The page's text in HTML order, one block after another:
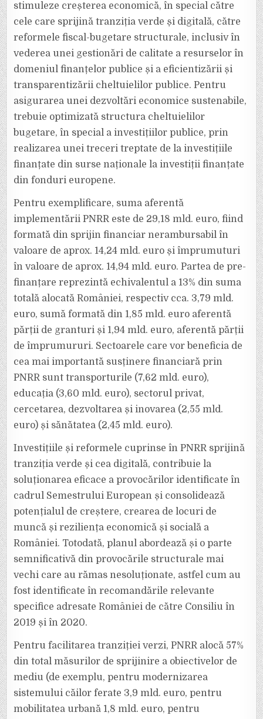
stimuleze creșterea economică, în special către
cele care sprijină tranziția verde și digitală, către
reformele fiscal-bugetare structurale, inclusiv în
vederea unei gestionări de calitate a resurselor în
domeniul finanțelor publice și a eficientizării și
transparentizării cheltuielilor publice. Pentru
asigurarea unei dezvoltări economice sustenabile,
trebuie optimizată structura cheltuielilor
bugetare, în special a investițiilor publice, prin
realizarea unei treceri treptate de la investițiile
finanțate din surse naționale la investiții finanțate
din fonduri europene.
Pentru exemplificare, suma aferentă
implementării PNRR este de 29,18 mld. euro, fiind
formată din sprijin financiar nerambursabil în
valoare de aprox. 14,24 mld. euro și împrumuturi
în valoare de aprox. 14,94 mld. euro. Partea de pre-
finanțare reprezintă echivalentul a 13% din suma
totală alocată României, respectiv cca. 3,79 mld.
euro, sumă formată din 1,85 mld. euro aferentă
părții de granturi și 1,94 mld. euro, aferentă părții
de împrumururi. Sectoarele care vor beneficia de
cea mai importantă susținere financiară prin
PNRR sunt transporturile (7,62 mld. euro),
educația (3,60 mld. euro), sectorul privat,
cercetarea, dezvoltarea și inovarea (2,55 mld.
euro) și sănătatea (2,45 mld. euro).
Investițiile și reformele cuprinse în PNRR sprijină
tranziția verde și cea digitală, contribuie la
soluționarea eficace a provocărilor identificate în
cadrul Semestrului European și consolidează
potențialul de creștere, crearea de locuri de
muncă și reziliența economică și socială a
României. Totodată, planul abordează și o parte
semnificativă din provocările structurale mai
vechi care au rămas nesoluționate, astfel cum au
fost identificate în recomandările relevante
specifice adresate României de către Consiliu în
2019 și în 2020.
Pentru facilitarea tranziției verzi, PNRR alocă 57%
din total măsurilor de sprijinire a obiectivelor de
mediu (de exemplu, pentru modernizarea
sistemului căilor ferate 3,9 mld. euro, pentru
mobilitatea urbană 1,8 mld. euro, pentru